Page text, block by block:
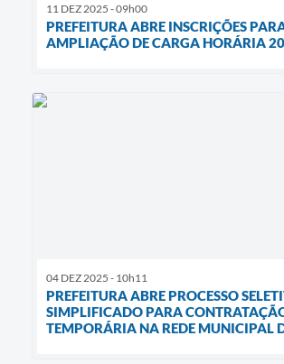
11 DEZ 2025 - 09h00
PREFEITURA ABRE INSCRIÇÕES
AMPLIAÇÃO DE CARGA HORÁRIA
04 DEZ 2025 - 10h11
PREFEITURA ABRE PROCESSO
SIMPLIFICADO PARA
TEMPORÁRIA NA REDE MUNICIPAL